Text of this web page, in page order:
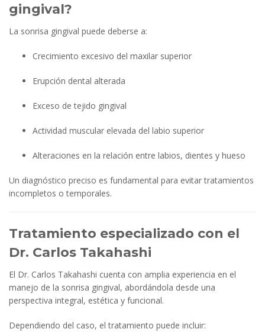
gingival?
La sonrisa gingival puede deberse a:
Crecimiento excesivo del maxilar superior
Erupción dental alterada
Exceso de tejido gingival
Actividad muscular elevada del labio superior
Alteraciones en la relación entre labios, dientes y hueso
Un diagnóstico preciso es fundamental para evitar tratamientos
incompletos o temporales.
Tratamiento especializado con el
Dr. Carlos Takahashi
El Dr. Carlos Takahashi cuenta con amplia experiencia en el
manejo de la sonrisa gingival, abordándola desde una
perspectiva integral, estética y funcional.
Dependiendo del caso, el tratamiento puede incluir: